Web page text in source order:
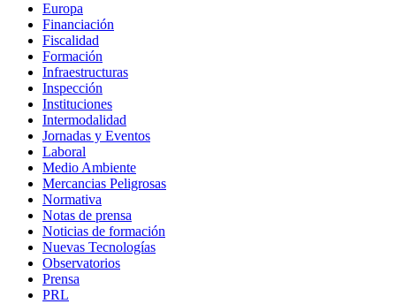
Europa
Financiación
Fiscalidad
Formación
Infraestructuras
Inspección
Instituciones
Intermodalidad
Jornadas y Eventos
Laboral
Medio Ambiente
Mercancias Peligrosas
Normativa
Notas de prensa
Noticias de formación
Nuevas Tecnologías
Observatorios
Prensa
PRL